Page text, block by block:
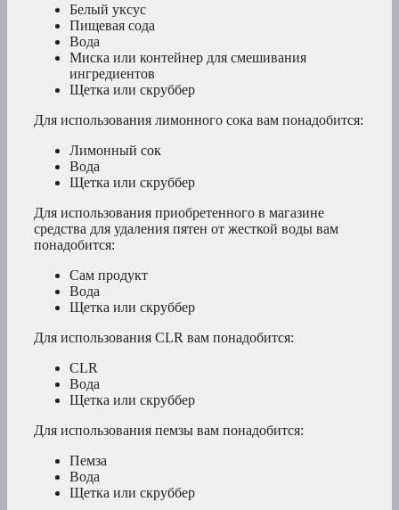
Белый уксус
Пищевая сода
Вода
Миска или контейнер для смешивания
ингредиентов
Щетка или скруббер
Для использования лимонного сока вам понадобится:
Лимонный сок
Вода
Щетка или скруббер
Для использования приобретенного в магазине
средства для удаления пятен от жесткой воды вам
понадобится:
Сам продукт
Вода
Щетка или скруббер
Для использования CLR вам понадобится:
CLR
Вода
Щетка или скруббер
Для использования пемзы вам понадобится:
Пемза
Вода
Щетка или скруббер